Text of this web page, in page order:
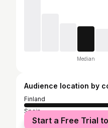
Median
Audience location by
Finland
Spain
United States
Start a Free Trial